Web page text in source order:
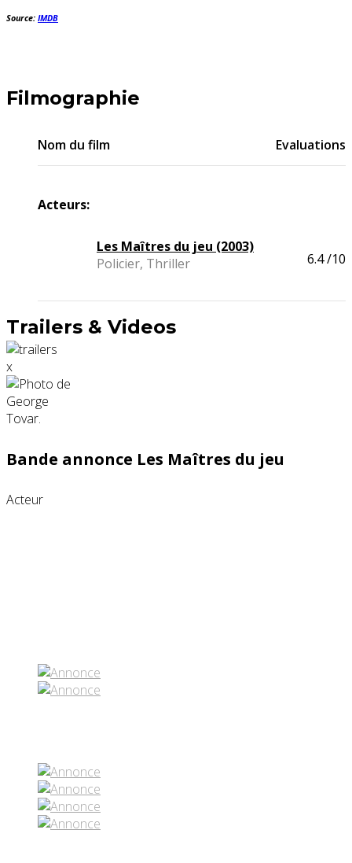
Source: IMDB
Filmographie
Nom du film Evaluations
Acteurs:
Les Maîtres du jeu (2003)
Policier, Thriller
6.4/10
Trailers & Videos
x
Bande annonce Les Maîtres du jeu
Acteur